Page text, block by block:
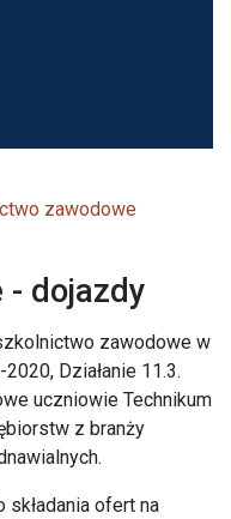
zawodowe
dojazdy
zawodowe w
Działanie 11.3.
uczniowie Technikum
z branży
ofert na